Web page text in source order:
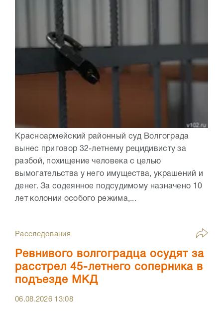
Красноармейский районный суд Волгограда
вынес приговор 32-летнему рецидивисту за
разбой, похищение человека с целью
вымогательства у него имущества, украшений и
денег. За содеянное подсудимому назначено 10
лет колонии особого режима,...
Расследования
Ревнивого волгоградца осудят за
расстрел 45-летнего соперника в
подъезде МКД
06.08.2026 13:08